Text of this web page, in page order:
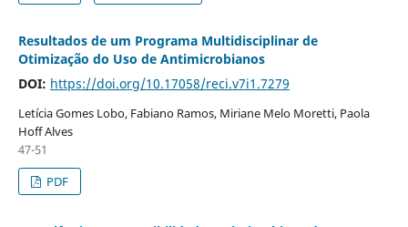
Resultados de um Programa Multidisciplinar de
Otimização do Uso de Antimicrobianos
DOI: https://doi.org/10.17058/reci.v7i1.7279
Letícia Gomes Lobo, Fabiano Ramos, Miriane Melo Moretti, Paola
Hoff Alves
47-51
PDF